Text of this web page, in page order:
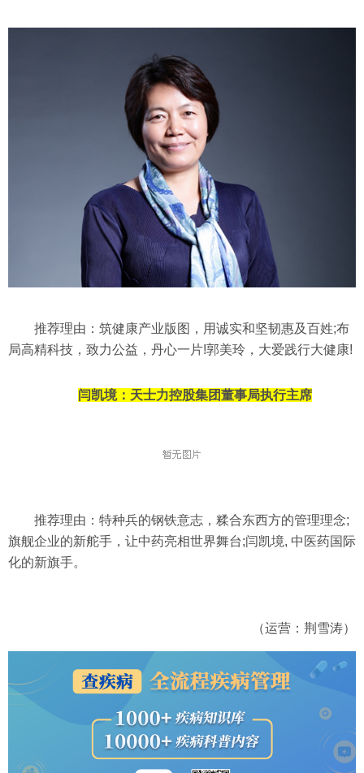
推荐理由：筑健康产业版图，用诚实和坚韧惠及百姓;布
局高精科技，致力公益，丹心一片!郭美玲，大爱践行大健康!
闫凯境： 天士力控股集团董事局执行主席
推荐理由：特种兵的钢铁意志，糅合东西方的管理理念;
旗舰企业的新舵手，让中药亮相世界舞台;闫凯境, 中医药国际
化的新旗手。
（运营：荆雪涛）